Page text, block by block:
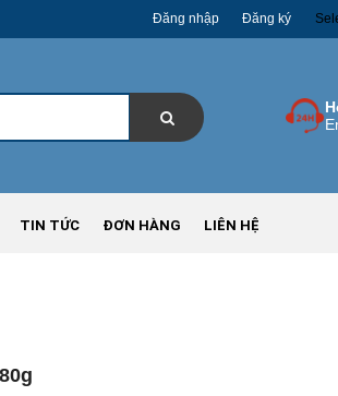
Đăng nhập Đăng ký
TIN TỨC ĐƠN HÀNG LIÊN HỆ